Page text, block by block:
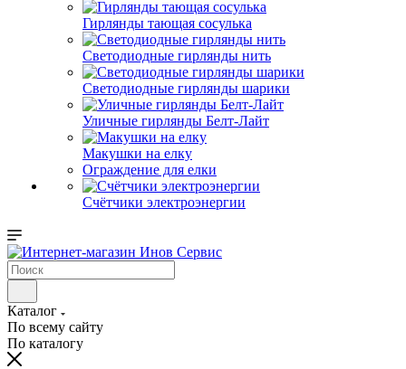
Гирлянды тающая сосулька
Светодиодные гирлянды нить
Светодиодные гирлянды шарики
Уличные гирлянды Белт-Лайт
Макушки на елку
Ограждение для елки
Счётчики электроэнергии
Каталог
По всему сайту
По каталогу